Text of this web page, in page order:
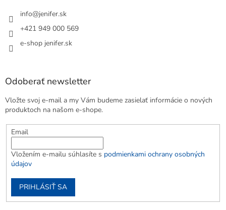
info@jenifer.sk
+421 949 000 569
e-shop jenifer.sk
Odoberať newsletter
Vložte svoj e-mail a my Vám budeme zasielať informácie o nových
produktoch na našom e-shope.
Email
Vložením e-mailu súhlasíte s podmienkami ochrany osobných
údajov
PRIHLÁSIŤ SA